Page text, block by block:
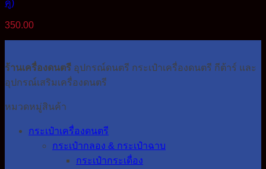
คู่)
350.00
ร้านเครื่องดนตรี อุปกรณ์ดนตรี กระเป๋าเครื่องดนตรี กีต้าร์ และ
อุปกรณ์เสริมเครื่องดนตรี
หมวดหมู่สินค้า
กระเป๋าเครื่องดนตรี
กระเป๋ากลอง & กระเป๋าฉาบ
กระเป๋ากระเดื่อง